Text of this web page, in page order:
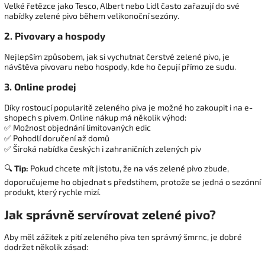
Velké řetězce jako Tesco, Albert nebo Lidl často zařazují do své
nabídky zelené pivo během velikonoční sezóny.
2. Pivovary a hospody
Nejlepším způsobem, jak si vychutnat čerstvé zelené pivo, je
návštěva pivovaru nebo hospody, kde ho čepují přímo ze sudu.
3. Online prodej
Díky rostoucí popularitě zeleného piva je možné ho zakoupit i na e-
shopech s pivem. Online nákup má několik výhod:
✅ Možnost objednání limitovaných edic
✅ Pohodlí doručení až domů
✅ Široká nabídka českých i zahraničních zelených piv
🔍Tip: Pokud chcete mít jistotu, že na vás zelené pivo zbude,
doporučujeme ho objednat s předstihem, protože se jedná o sezónní
produkt, který rychle mizí.
Jak správně servírovat zelené pivo?
Aby měl zážitek z pití zeleného piva ten správný šmrnc, je dobré
dodržet několik zásad: